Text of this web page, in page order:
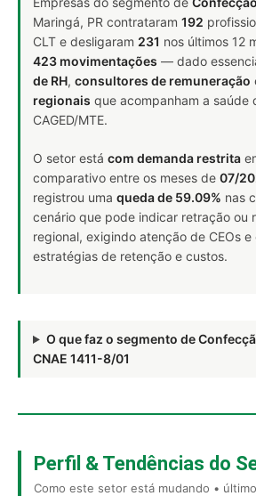
Maringá, PR contrataram 192
CLT e desligaram 231 nos últimos 12
423 movimentações — dado
de RH, consultores de remuneração
regionais que acompanham a saúde
CAGED/MTE.
O setor está com demanda restrita
comparativo entre os meses de 07/
registrou uma queda de 59.09% nas
cenário que pode indicar retração ou
regional, exigindo atenção de CEOs
estratégias de retenção e custos.
O que faz o segmento de
CNAE 1411-8/01
Perfil & Tendências do
Como este setor está mudando •